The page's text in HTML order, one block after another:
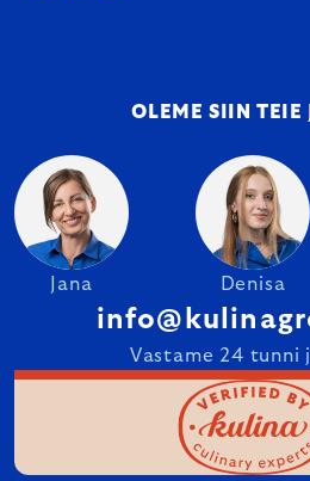
OLEME SIIN TEIE
Jana Denisa
Vastame 24 tunni